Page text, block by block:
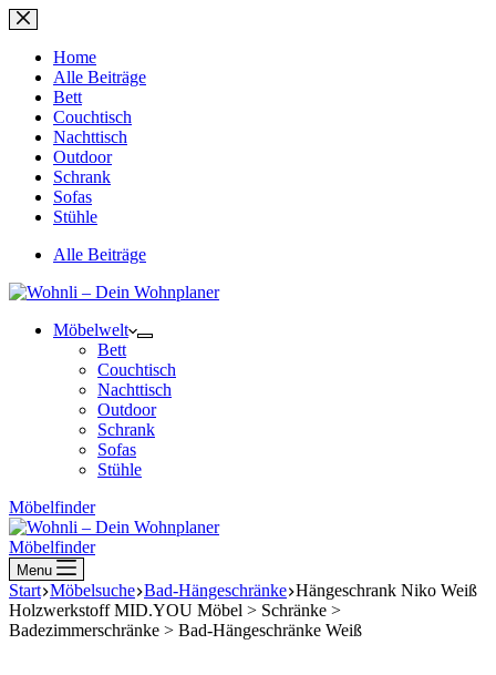
Zum
springenHome
Alle Beiträge
Bett
Couchtisch
Nachttisch
Outdoor
Schrank
Sofas
Stühle
Alle Beiträge
Möbelwelt
Bett
Couchtisch
Nachttisch
Outdoor
Schrank
Sofas
Stühle
Möbelfinder
Möbelfinder
Menu
Start Möbelsuche Bad-Hängeschränke Hängeschrank Niko Weiß
Holzwerkstoff MID.YOU Möbel > Schränke >
Badezimmerschränke > Bad-Hängeschränke Weiß